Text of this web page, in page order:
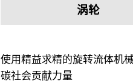
涡轮
使用精益求精的旋转流体机
碳社会贡献力量